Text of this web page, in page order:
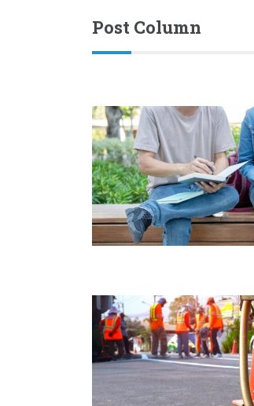
Post Column